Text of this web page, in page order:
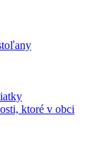
ktoré v obci